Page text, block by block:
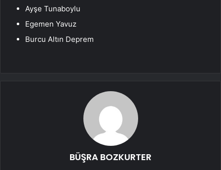
Ayşe Tunaboylu
Egemen Yavuz
Burcu Altın Deprem
BÜŞRA BOZKURTER